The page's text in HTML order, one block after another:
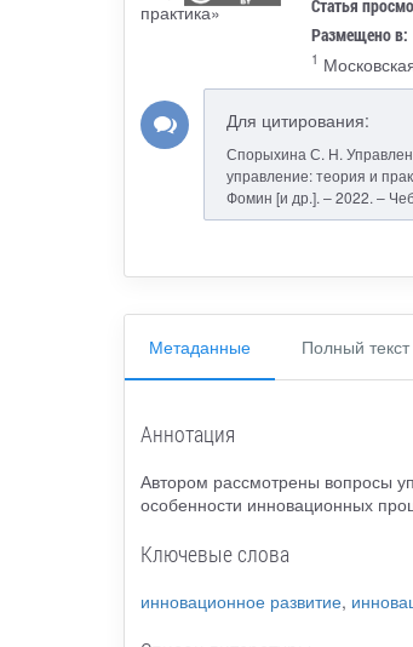
Статья
Размещено в:
1
Для цитирования:
Спорыхина С. Н.
управление: теория и
Фомин [и др.]. – 2022. –
Метаданные Полный текст
Аннотация
Автором рассмотрены вопросы
особенности инновационных
Ключевые слова
инновационное развитие,